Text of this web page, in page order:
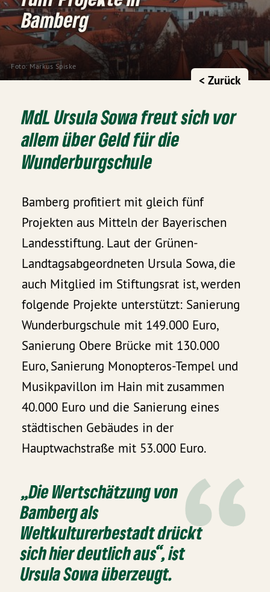
Foto: Markus Spiske
Bamberg
< Zurück
MdL Ursula Sowa freut sich vor
allem über Geld für die
Wunderburgschule
Bamberg profitiert mit gleich fünf
Projekten aus Mitteln der Bayerischen
Landesstiftung. Laut der Grünen-
Landtagsabgeordneten Ursula Sowa, die
auch Mitglied im Stiftungsrat ist, werden
folgende Projekte unterstützt: Sanierung
Wunderburgschule mit 149.000 Euro,
Sanierung Obere Brücke mit 130.000
Euro, Sanierung Monopteros-Tempel und
Musikpavillon im Hain mit zusammen
40.000 Euro und die Sanierung eines
städtischen Gebäudes in der
Hauptwachstraße mit 53.000 Euro.
„Die Wertschätzung von
Bamberg als
Weltkulturerbestadt drückt
sich hier deutlich aus“, ist
Ursula Sowa überzeugt.